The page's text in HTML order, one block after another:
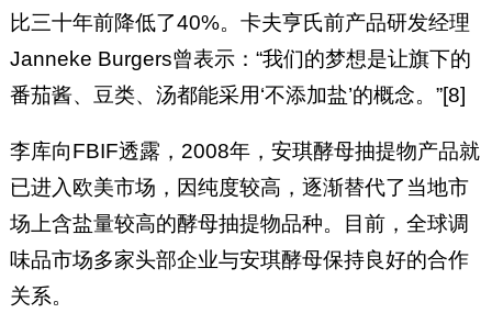
比三十年前降低了40%。卡夫亨氏前产品研发经理
Janneke Burgers曾表示：“我们的梦想是让旗下的
番茄酱、豆类、汤都能采用‘不添加盐’的概念。”[8]
李库向FBIF透露，2008年，安琪酵母抽提物产品就
已进入欧美市场，因纯度较高，逐渐替代了当地市
场上含盐量较高的酵母抽提物品种。目前，全球调
味品市场多家头部企业与安琪酵母保持良好的合作
关系。